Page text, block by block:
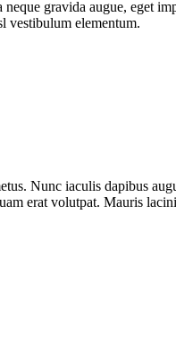
neque gravida augue, eget
vestibulum elementum.
Nunc iaculis dapibus
erat volutpat. Mauris